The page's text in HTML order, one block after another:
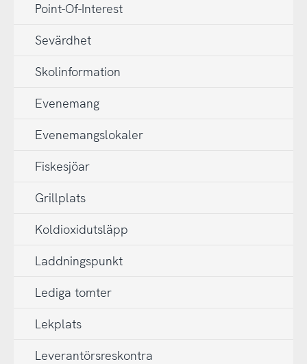
Point-Of-Interest
Sevärdhet
Skolinformation
Evenemang
Evenemangslokaler
Fiskesjöar
Grillplats
Koldioxidutsläpp
Laddningspunkt
Lediga tomter
Lekplats
Leverantörsreskontra